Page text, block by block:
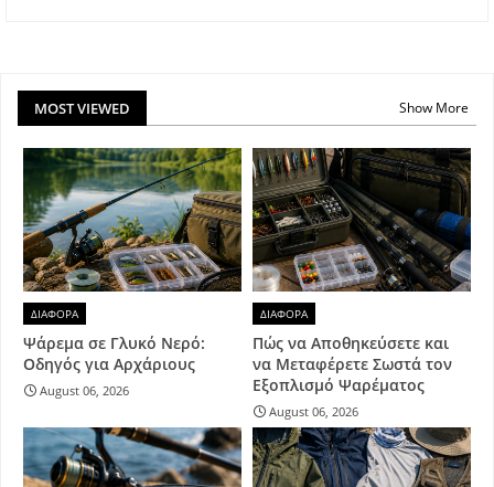
MOST VIEWED Show More
ΔΙΑΦΟΡΑ
Ψάρεμα σε Γλυκό Νερό:
Οδηγός για Αρχάριους
August 06, 2026
ΔΙΑΦΟΡΑ
Πώς να Αποθηκεύσετε και
να Μεταφέρετε Σωστά τον
Εξοπλισμό Ψαρέματος
August 06, 2026